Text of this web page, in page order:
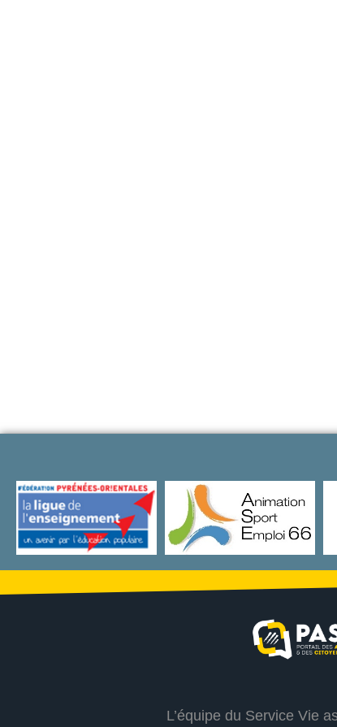
L’équipe du Service Vie